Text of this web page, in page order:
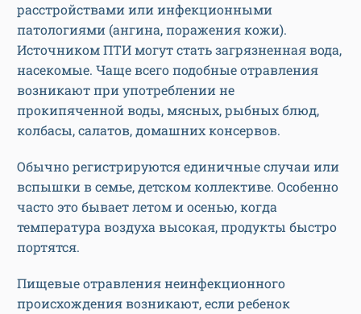
расстройствами или инфекционными
патологиями (ангина, поражения кожи).
Источником ПТИ могут стать загрязненная вода,
насекомые. Чаще всего подобные отравления
возникают при употреблении не
прокипяченной воды, мясных, рыбных блюд,
колбасы, салатов, домашних консервов.
Обычно регистрируются единичные случаи или
вспышки в семье, детском коллективе. Особенно
часто это бывает летом и осенью, когда
температура воздуха высокая, продукты быстро
портятся.
Пищевые отравления неинфекционного
происхождения возникают, если ребенок